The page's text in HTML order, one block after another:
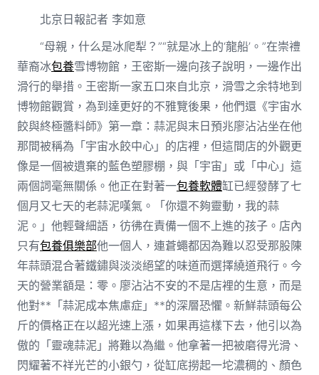
北京日報記者 李如意
“母親，什么是冰爬犁？”“就是冰上的‘龍船’。”在崇禮
華裔冰包養雪博物館，王密斯一邊向孩子說明，一邊作出
滑行的舉措。王密斯一家五口來自北京，滑雪之余特地到
博物館觀賞，為到達更好的不雅覽後果，他們還《宇宙水
餃與終極醬料師》第一章：蒜泥與末日預兆廖沾沾坐在他
那間被稱為「宇宙水餃中心」的店裡，但這間店的外觀更
像是一個被遺棄的藍色塑膠棚，與「宇宙」或「中心」這
兩個詞毫無關係。他正在對著一包養軟體缸已經發酵了七
個月又七天的老蒜泥嘆氣。「你還不夠靈動，我的蒜
泥。」他輕聲細語，彷彿在責備一個不上進的孩子。店內
只有包養俱樂部他一個人，連蒼蠅都因為難以忍受那股陳
年蒜頭混合著鐵鏽與淡淡絕望的味道而選擇繞道飛行。今
天的營業額是：零。廖沾沾不安的不是店裡的生意，而是
他對**「蒜泥成本焦慮症」**的深層恐懼。新鮮蒜頭每公
斤的價格正在以超光速上漲，如果再這樣下去，他引以為
傲的「靈魂蒜泥」將難以為繼。他拿著一把被磨得光滑、
閃耀著不祥光芒的小銀勺，從缸底撈起一坨濃稠的、顏色